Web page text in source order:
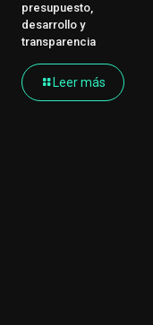
presupuesto,
desarrollo y
transparencia
Leer más